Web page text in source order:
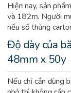
Hiện nay, sản
và 182m. Người
nếu số thùng
Độ dày của
48mm x 50y
Nếu chỉ cần dùng